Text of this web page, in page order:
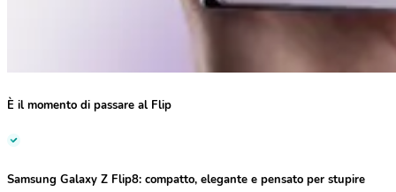
È il momento di passare al Flip
Samsung Galaxy Z Flip8: compatto, elegante e pensato per stupire